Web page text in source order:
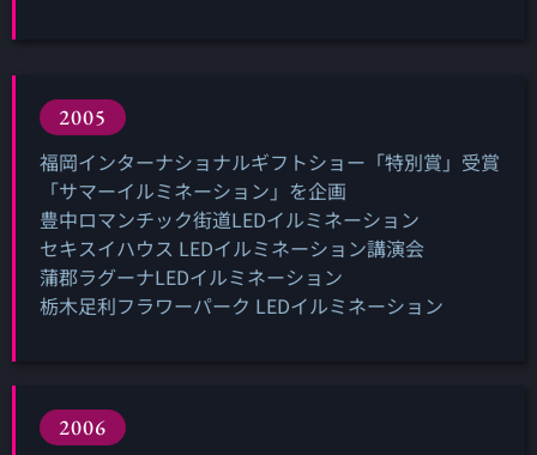
2005
福岡インターナショナルギフトショー「特別賞」受賞
「サマーイルミネーション」を企画
豊中ロマンチック街道LEDイルミネーション
セキスイハウス LEDイルミネーション講演会
蒲郡ラグーナLEDイルミネーション
栃木足利フラワーパーク LEDイルミネーション
2006